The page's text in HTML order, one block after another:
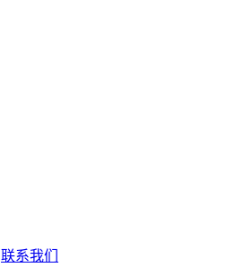
联系我们